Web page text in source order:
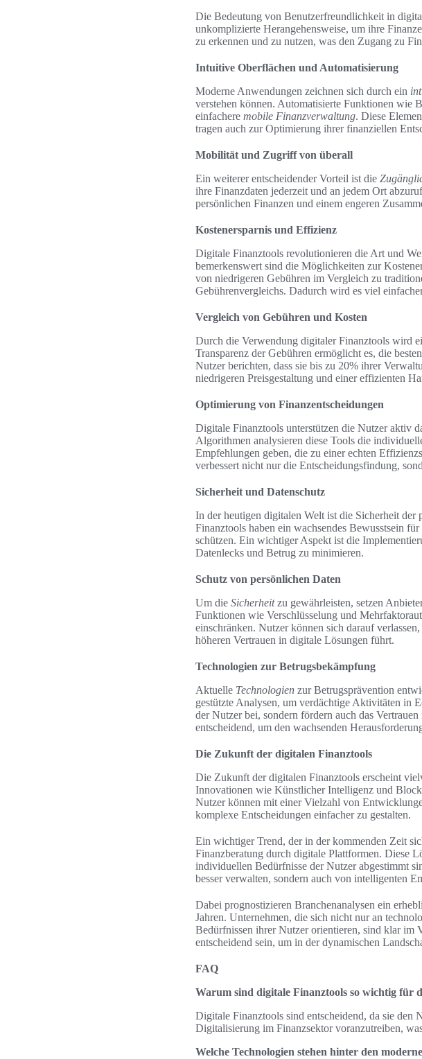
Die Bedeutung von Benutzerfreundlichkeit in
unkomplizierte Herangehensweise, um ihre
zu erkennen und zu nutzen, was den Zugang zu
Intuitive Oberflächen und Automatisierung
Moderne Anwendungen zeichnen sich durch ein
verstehen können. Automatisierte Funktionen wie
einfachere mobile Finanzverwaltung. Diese
tragen auch zur Optimierung ihrer finanziellen
Mobilität und Zugriff von überall
Ein weiterer entscheidender Vorteil ist die
ihre Finanzdaten jederzeit und an jedem Ort
persönlichen Finanzen und einem engeren
Kostenersparnis und Effizienz
Digitale Finanztools revolutionieren die Art und
bemerkenswert sind die Möglichkeiten zur
von niedrigeren Gebühren im Vergleich zu
Gebührenvergleichs. Dadurch wird es viel
Vergleich von Gebühren und Kosten
Durch die Verwendung digitaler Finanztools wird
Transparenz der Gebühren ermöglicht es, die
Nutzer berichten, dass sie bis zu 20% ihrer
niedrigeren Preisgestaltung und einer effizienten
Optimierung von Finanzentscheidungen
Digitale Finanztools unterstützen die Nutzer aktiv
Algorithmen analysieren diese Tools die
Empfehlungen geben, die zu einer echten
verbessert nicht nur die Entscheidungsfindung,
Sicherheit und Datenschutz
In der heutigen digitalen Welt ist die Sicherheit
Finanztools haben ein wachsendes Bewusstsein
schützen. Ein wichtiger Aspekt ist die
Datenlecks und Betrug zu minimieren.
Schutz von persönlichen Daten
Um die Sicherheitzu gewährleisten, setzen
Funktionen wie Verschlüsselung und
einschränken. Nutzer können sich darauf
höheren Vertrauen in digitale Lösungen führt.
Technologien zur Betrugsbekämpfung
Aktuelle Technologien zur Betrugsprävention
gestützte Analysen, um verdächtige Aktivitäten in
der Nutzer bei, sondern fördern auch das
entscheidend, um den wachsenden
Die Zukunft der digitalen Finanztools
Die Zukunft der digitalen Finanztools erscheint
Innovationen wie Künstlicher Intelligenz und
Nutzer können mit einer Vielzahl von
komplexe Entscheidungen einfacher zu gestalten.
Ein wichtiger Trend, der in der kommenden Zeit
Finanzberatung durch digitale Plattformen. Diese
individuellen Bedürfnisse der Nutzer abgestimmt
besser verwalten, sondern auch von intelligenten
Dabei prognostizieren Branchenanalysen ein
Jahren. Unternehmen, die sich nicht nur an
Bedürfnissen ihrer Nutzer orientieren, sind klar im
entscheidend sein, um in der dynamischen
FAQ
Warum sind digitale Finanztools so wichtig für
Digitale Finanztools sind entscheidend, da sie
Digitalisierung im Finanzsektor voranzutreiben,
Welche Technologien stehen hinter den